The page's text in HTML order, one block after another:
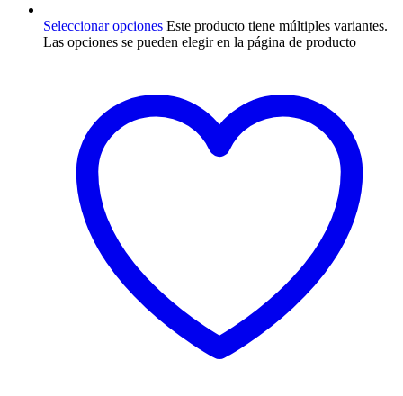
Seleccionar opciones Este producto tiene múltiples variantes.
Las opciones se pueden elegir en la página de producto